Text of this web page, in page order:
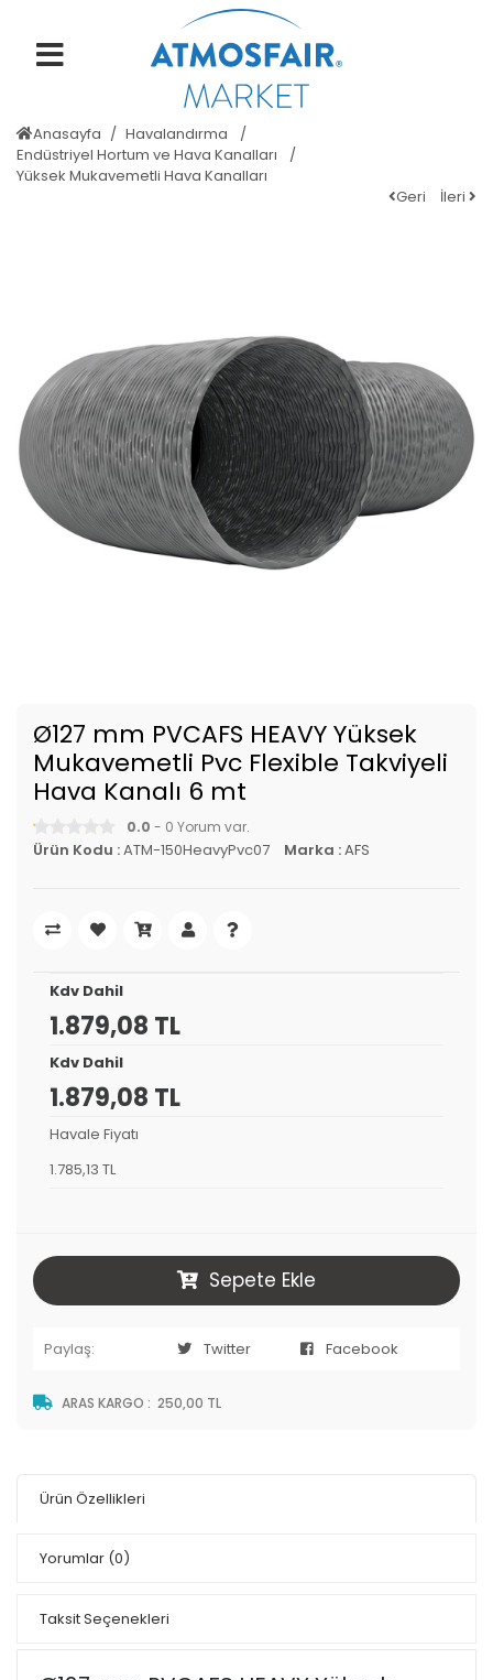
Anasayfa
Havalandırma
Endüstriyel Hortum ve Hava Kanalları
Yüksek Mukavemetli Hava Kanalları
Geri
İleri
Ø127 mm PVCAFS HEAVY Yüksek
Mukavemetli Pvc Flexible Takviyeli
Hava Kanalı 6 mt
0.0 - 0 Yorum var.
Ürün Kodu :ATM-150HeavyPvc07 Marka :AFS
Kdv Dahil
1.879,08 TL
Kdv Dahil
1.879,08 TL
Havale Fiyatı
1.785,13 TL
Sepete Ekle
Paylaş: Twitter Facebook
ARAS KARGO : 250,00 TL
Ürün Özellikleri
Yorumlar (0)
Taksit Seçenekleri